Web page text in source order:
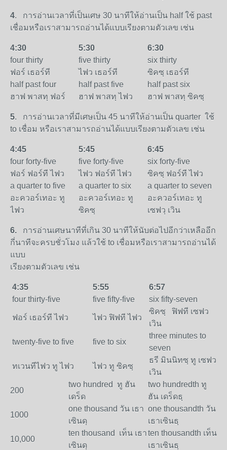
4. การอ่านเวลาที่เป็นเศษ 30 นาทีให้อ่านเป็น half ใช้ past
เชื่อมหรือเราสามารถอ่านได้แบบเรียงตามตัวเลข เช่น
4:30 5:30
6:30
four thirty
five thirty
six thirty
ฟอร์ เธอร์ที
ไฟว เธอร์ที
ซิคซฺ เธอร์ที
half past four
half past five
half past six
ฮาฟ พาสทฺ ฟอร์
ฮาฟ พาสทฺ ไฟว ฮาฟ พาสทฺ ซิคซฺ
5. การอ่านเวลาที่มีเศษเป็น 45 นาทีให้อ่านเป็น quarter ใช้
to เชื่อม หรือเราสามารถอ่านได้แบบเรียงตามตัวเลข เช่น
4:45 5:45
6:45
four forty-five
five forty-five
six forty-five
ฟอร์ ฟอร์ที ไฟว
ไฟว ฟอร์ที ไฟว
ซิคซฺ ฟอร์ที ไฟว
a quarter to five
a quarter to six
a quarter to seven
อะควอร์เทอะ ทู
ไฟว
อะควอร์เทอะ ทู
ซิคซฺ
อะควอร์เทอะ ทู
เซฟวฺ เวิน
6. การอ่านเศษนาทีที่เกิน 30 นาทีให้นับต่อไปอีกว่าเหลืออีก
กี่นาทีจะครบชั่วโมง แล้วใช้ to เชื่อมหรือเราสามารถอ่านได้
แบบ
เรียงตามตัวเลข เช่น
4:35 5:55
6:57
four thirty-five
five fifty-five six fifty-seven
ฟอร์ เธอร์ที ไฟว ไฟว ฟิฟที ไฟว
ซิคซฺ ฟิฟที เซฟว
เวิน
twenty-five to five five to six
three minutes to
seven
ทเวนทีไฟว ทู ไฟว ไฟว ทู ซิคซฺ
ธรี มินนิทซฺ ทู เซฟว
เวิน
200
two hundred ทู ฮัน
เดร็ด
two hundredth ทู
ฮัน เดร็ดธฺ
1000
one thousand วัน เธา
เซินดฺ
one thousandth วัน
เธาเซินธฺ
10,000
ten thousand เท็น เธา
เซินดฺ
ten thousandth เท็น
เธาเซินธฺ